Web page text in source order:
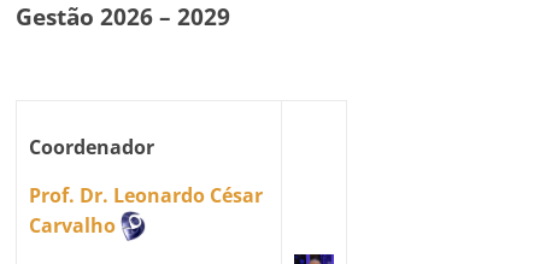
Gestão 2026 – 2029
Coordenador
Prof. Dr. Leonardo César
Carvalho